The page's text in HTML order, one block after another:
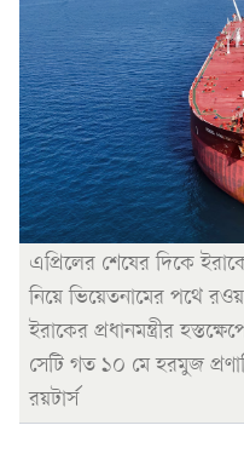
এপ্রিলের শেষের দিকে
নিয়ে ভিয়েতনামের পথে
ইরাকের প্রধানমন্ত্রীর
সেটি গত ১০ মে হরমুজ
রয়টার্স